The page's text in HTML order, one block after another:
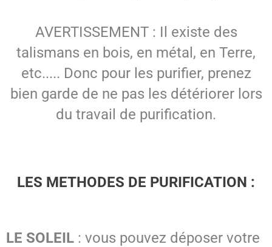
AVERTISSEMENT : Il existe des
talismans en bois, en métal, en Terre,
etc..... Donc pour les purifier, prenez
bien garde de ne pas les détériorer lors
du travail de purification.
LES METHODES DE PURIFICATION :
LE SOLEIL : vous pouvez déposer votre